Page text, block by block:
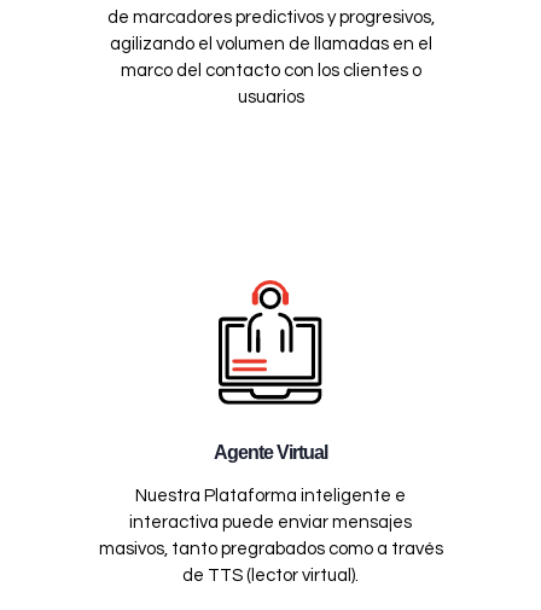
de marcadores predictivos y progresivos,
agilizando el volumen de llamadas en el
marco del contacto con los clientes o
usuarios
Agente Virtual
Nuestra Plataforma inteligente e
interactiva puede enviar mensajes
masivos, tanto pregrabados como a través
de TTS (lector virtual).